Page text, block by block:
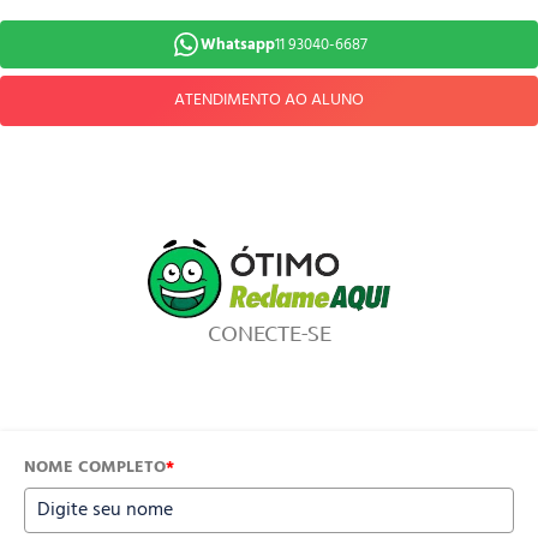
Whatsapp11 93040-6687
ATENDIMENTO AO ALUNO
CONECTE-SE
NOME COMPLETO*